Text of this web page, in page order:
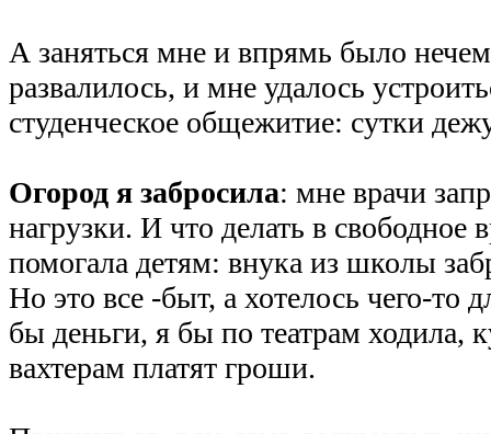
А заняться мне и впрямь было
развалилось, и мне удалось
студенческое общежитие: сутки
Огород я забросила: мне врачи
нагрузки. И что делать в свободное
помогала детям: внука из школы
Но это все -быт, а хотелось чего-
бы деньги, я бы по театрам ходила,
вахтерам платят гроши.